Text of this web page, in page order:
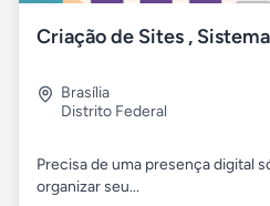
Criação de Sites ,
Brasília
Distrito Federal
Precisa de uma presença digital
organizar seu...